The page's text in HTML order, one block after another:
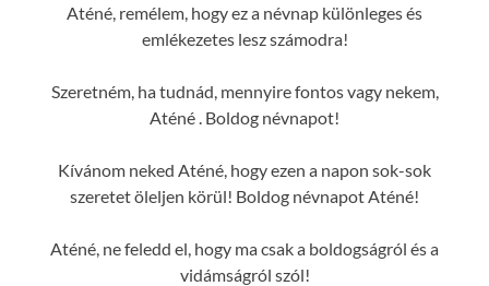
Aténé, remélem, hogy ez a névnap különleges és
emlékezetes lesz számodra!
Szeretném, ha tudnád, mennyire fontos vagy nekem,
Aténé . Boldog névnapot!
Kívánom neked Aténé, hogy ezen a napon sok-sok
szeretet öleljen körül! Boldog névnapot Aténé!
Aténé, ne feledd el, hogy ma csak a boldogságról és a
vidámságról szól!